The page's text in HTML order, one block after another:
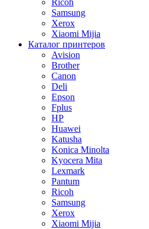
Ricoh
Samsung
Xerox
Xiaomi Mijia
Каталог принтеров
Avision
Brother
Canon
Deli
Epson
Fplus
HP
Huawei
Katusha
Konica Minolta
Kyocera Mita
Lexmark
Pantum
Ricoh
Samsung
Xerox
Xiaomi Mijia